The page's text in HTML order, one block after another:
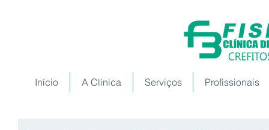
Início A Clínica Serviços Profissionais